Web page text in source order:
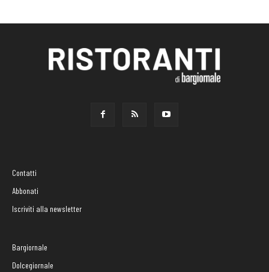
Contatti
Abbonati
Iscriviti alla newsletter
Bargiornale
Dolcegiornale